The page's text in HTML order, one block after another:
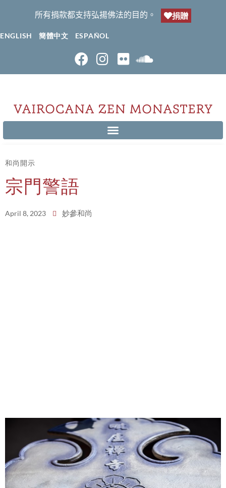
所有捐款都支持弘揚佛法的目的。 捐贈
ENGLISH 簡體中文 ESPAÑOL
和尚開示
宗門警語
April 8, 2023 妙參和尚